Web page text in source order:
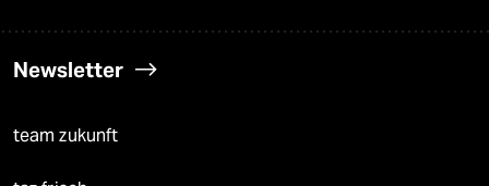
Newsletter
team zukunft